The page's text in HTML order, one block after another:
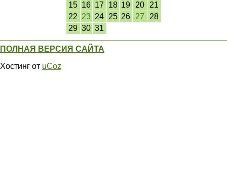
15 16 17 18 19 20
21
22 23 24 25 26 27
28
29 30 31
ПОЛНАЯ ВЕРСИЯ САЙТА
Хостинг от uCoz